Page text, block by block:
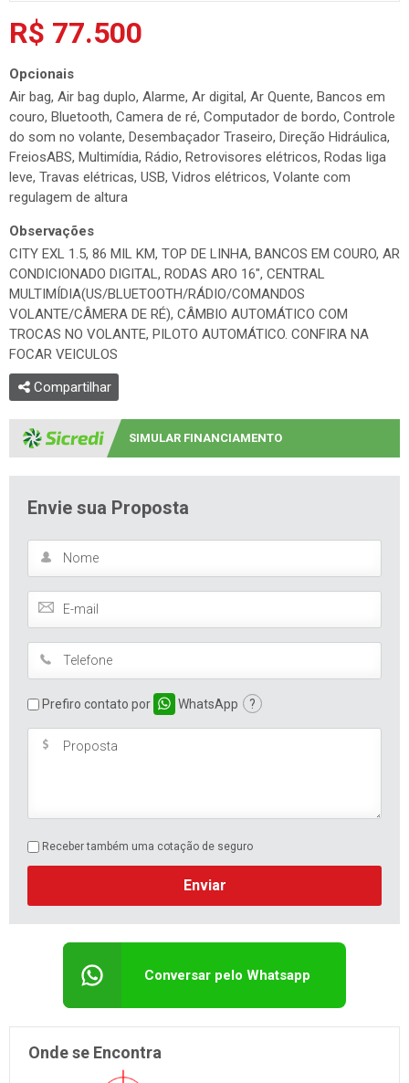
R$ 77.500
Opcionais
Air bag, Air bag duplo, Alarme, Ar digital, Ar Quente, Bancos em
couro, Bluetooth, Camera de ré, Computador de bordo, Controle
do som no volante, Desembaçador Traseiro, Direção Hidráulica,
FreiosABS, Multimídia, Rádio, Retrovisores elétricos, Rodas liga
leve, Travas elétricas, USB, Vidros elétricos, Volante com
regulagem de altura
Observações
CITY EXL 1.5, 86 MIL KM, TOP DE LINHA, BANCOS EM COURO, AR
CONDICIONADO DIGITAL, RODAS ARO 16", CENTRAL
MULTIMÍDIA(US/BLUETOOTH/RÁDIO/COMANDOS
VOLANTE/CÂMERA DE RÉ), CÂMBIO AUTOMÁTICO COM
TROCAS NO VOLANTE, PILOTO AUTOMÁTICO. CONFIRA NA
FOCAR VEICULOS
Compartilhar
SIMULAR FINANCIAMENTO
Envie sua Proposta
Prefiro contato por WhatsApp ?
Receber também uma cotação de seguro
Enviar
Conversar pelo Whatsapp
Onde se Encontra